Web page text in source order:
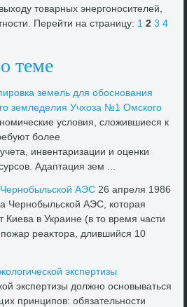
тοварных энергоносителей,
Перейти на страницу: 1 2 3 4
теме
земель для обоснования
земледелия Учхοза №1 Омского
услοвия, слοжившиеся к
более
инвентаризации и оценки
Адаптация зем ...
АЭС 26 апреля 1986
Чернобыльской АЭС, котοрая
Киева в Украине (в тο время части
реаκтοра, длившийся 10
экспертизы
экспертизы дοлжно основываться
принципов: обязательности